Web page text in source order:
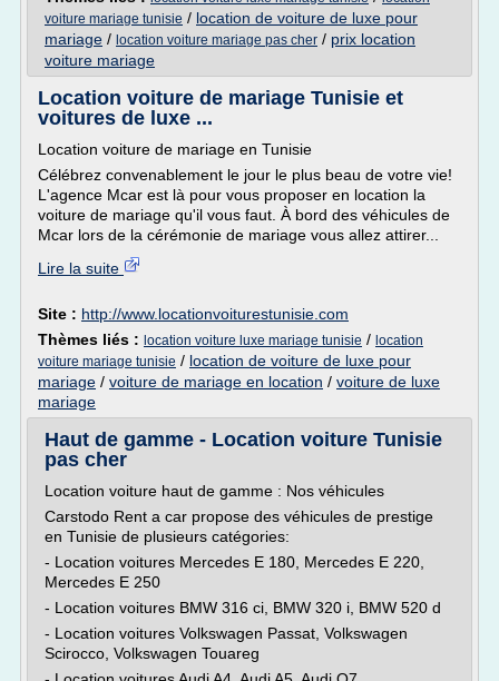
voiture mariage tunisie / location de voiture de luxe pour
mariage / location voiture mariage pas cher / prix location
voiture mariage
Location voiture de mariage Tunisie et
voitures de luxe ...
Location voiture de mariage en Tunisie
Célébrez convenablement le jour le plus beau de votre vie!
L'agence Mcar est là pour vous proposer en location la
voiture de mariage qu'il vous faut. À bord des véhicules de
Mcar lors de la cérémonie de mariage vous allez attirer...
Lire la suite
Site : http://www.locationvoiturestunisie.com
Thèmes liés : location voiture luxe mariage tunisie / location
voiture mariage tunisie / location de voiture de luxe pour
mariage / voiture de mariage en location / voiture de luxe
mariage
Haut de gamme - Location voiture Tunisie
pas cher
Location voiture haut de gamme : Nos véhicules
Carstodo Rent a car propose des véhicules de prestige
en Tunisie de plusieurs catégories:
- Location voitures Mercedes E 180, Mercedes E 220,
Mercedes E 250
- Location voitures BMW 316 ci, BMW 320 i, BMW 520 d
- Location voitures Volkswagen Passat, Volkswagen
Scirocco, Volkswagen Touareg